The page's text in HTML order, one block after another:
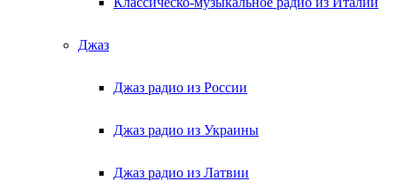
Джаз
Джаз радио из России
Джаз радио из Украины
Джаз радио из Латвии